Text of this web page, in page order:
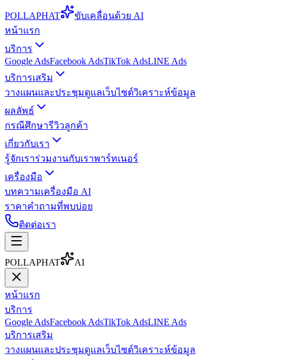
POLLAPHAT
ขับเคลื่อนด้วย AI
หน้าแรก
บริการ
Google AdsFacebook AdsTikTok AdsLINE Ads
บริการเสริม
วางแผนและประชุมดูแลเว็บไซต์วิเคราะห์ข้อมูล
ผลลัพธ์
กรณีศึกษารีวิวลูกค้า
เกี่ยวกับเรา
รู้จักเราร่วมงานกับเราพาร์ทเนอร์
เครื่องมือ
บทความเครื่องมือ AI
ราคาคำถามที่พบบ่อย
ติดต่อเรา
POLLAPHAT AI
หน้าแรก
บริการ
Google AdsFacebook AdsTikTok AdsLINE Ads
บริการเสริม
วางแผนและประชุมดูแลเว็บไซต์วิเคราะห์ข้อมูล